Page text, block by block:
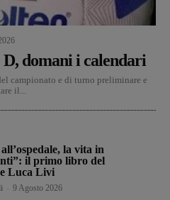
domani i calendari
campionato e di turno preliminare e
il...
la vita in
il primo libro del
Luca Livi
9 Agosto 2026